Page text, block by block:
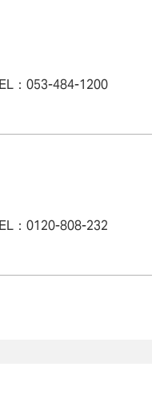
：053-484-1200
：0120-808-232